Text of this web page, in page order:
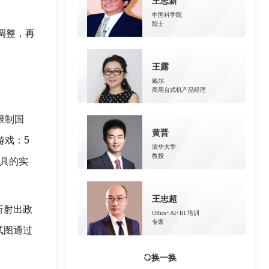
整，再
制国
戏：5
的实
射出政
图通过
中国科学院
院士
王露
戴尔
商用台式机产品经理
黄晋
清华大学
教授
王忠超
Office+AI+BI 培训
专家
换一换